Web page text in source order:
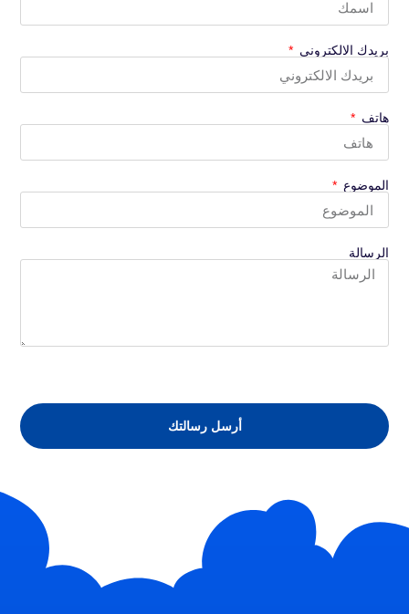
بريدك الالكتروني
هاتف
الموضوع
الرسالة
أرسل رسالتك